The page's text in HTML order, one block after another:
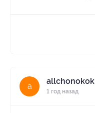
a
allchonokok
1 год назад